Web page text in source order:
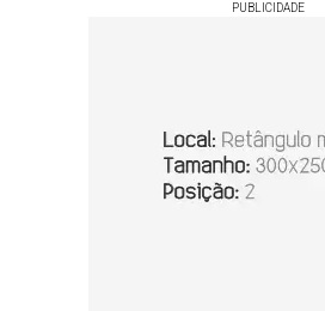
PUBLICIDADE